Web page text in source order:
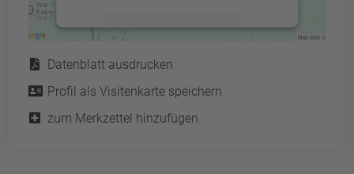
Mehr Informationen
Akzeptieren
powered by Usercentrics Consent
Management Platform
Service
Datenblatt ausdrucken
Profil als Visitenkarte speichern
zum Merkzettel hinzufügen